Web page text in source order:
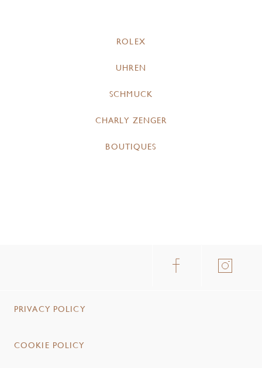
ROLEX
UHREN
SCHMUCK
CHARLY ZENGER
BOUTIQUES
PRIVACY POLICY
COOKIE POLICY